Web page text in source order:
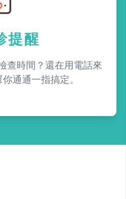
提醒
查時間？還在用電話來
通通一指搞定。